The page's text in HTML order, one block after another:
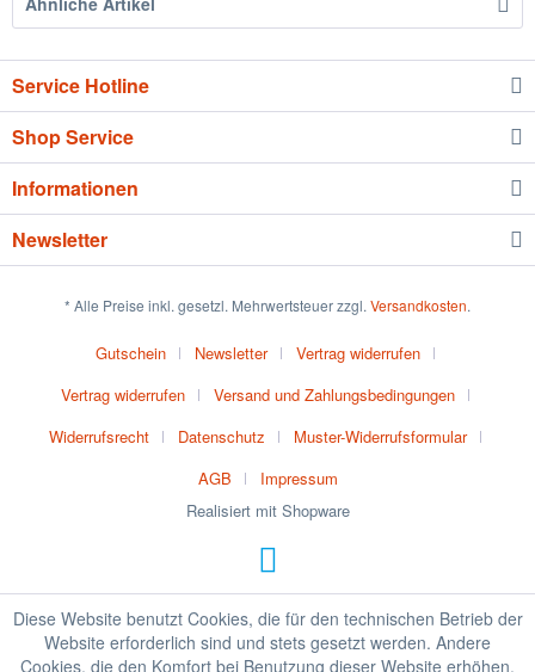
Service Hotline
Shop Service
Informationen
Newsletter
* Alle Preise inkl. gesetzl. Mehrwertsteuer zzgl. Versandkosten.
Gutschein Newsletter
Vertrag widerrufen
Vertrag widerrufen
Versand und Zahlungsbedingungen
Widerrufsrecht
Datenschutz
Muster-Widerrufsformular
AGB
Impressum
Realisiert mit Shopware
Diese Website benutzt Cookies, die für den technischen Betrieb der
Website erforderlich sind und stets gesetzt werden. Andere
Cookies, die den Komfort bei Benutzung dieser Website erhöhen,